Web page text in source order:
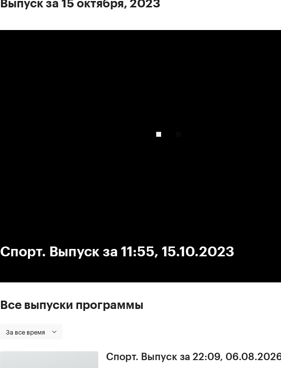
Выпуск за 15 октября, 2023
Спорт. Выпуск за 11:55, 15.10.2023
Все выпуски программы
За все время
Спорт. Выпуск за 22:09,